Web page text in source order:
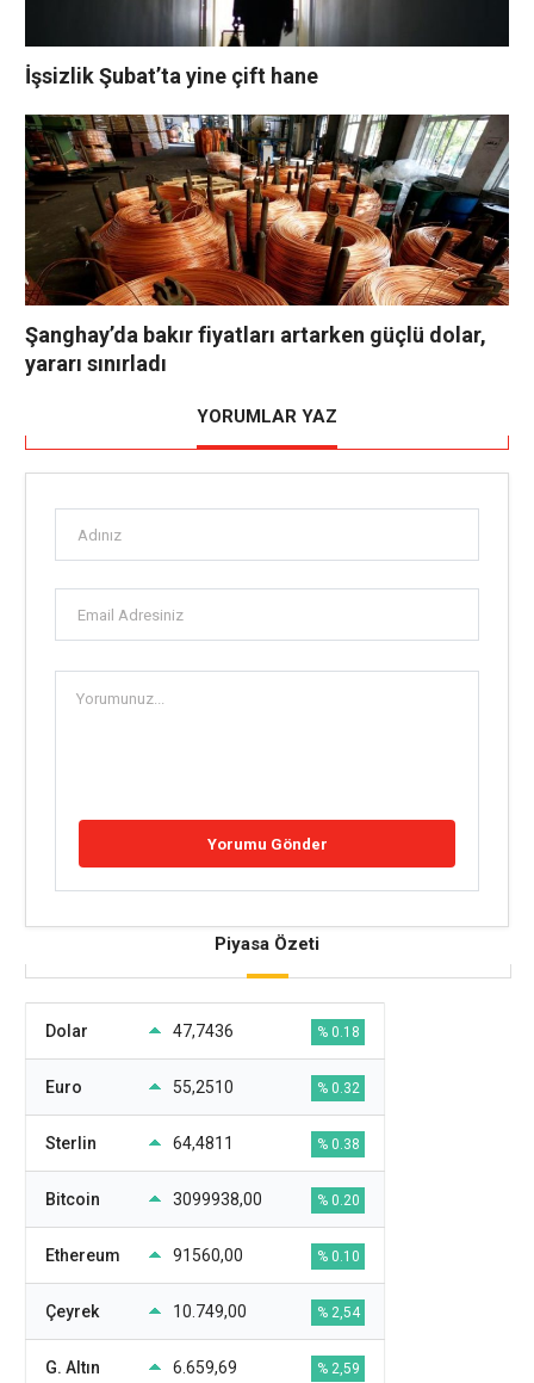
İşsizlik Şubat’ta yine çift hane
Şanghay’da bakır fiyatları artarken güçlü dolar,
yararı sınırladı
YORUMLAR YAZ
Piyasa Özeti
Dolar 47,7436 % 0.18
Euro 55,2510 % 0.32
Sterlin 64,4811 % 0.38
Bitcoin 3099938,00 % 0.20
Ethereum 91560,00 % 0.10
Çeyrek 10.749,00 % 2,54
G. Altın 6.659,69 % 2,59